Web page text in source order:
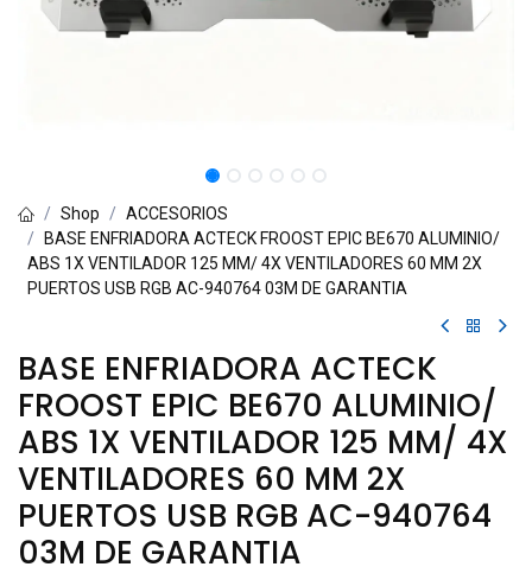
Shop
ACCESORIOS
BASE ENFRIADORA ACTECK FROOST EPIC BE670 ALUMINIO/
ABS 1X VENTILADOR 125 MM/ 4X VENTILADORES 60 MM 2X
PUERTOS USB RGB AC-940764 03M DE GARANTIA
BASE ENFRIADORA ACTECK
FROOST EPIC BE670 ALUMINIO/
ABS 1X VENTILADOR 125 MM/ 4X
VENTILADORES 60 MM 2X
PUERTOS USB RGB AC-940764
03M DE GARANTIA